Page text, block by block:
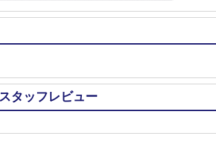
スタッフレビュー